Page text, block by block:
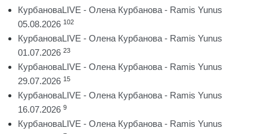
КурбановаLIVE - Олена Курбанова - Ramis Yunus
05.08.2026 102
КурбановаLIVE - Олена Курбанова - Ramis Yunus
01.07.2026 23
КурбановаLIVE - Олена Курбанова - Ramis Yunus
29.07.2026 15
КурбановаLIVE - Олена Курбанова - Ramis Yunus
16.07.2026 9
КурбановаLIVE - Олена Курбанова - Ramis Yunus